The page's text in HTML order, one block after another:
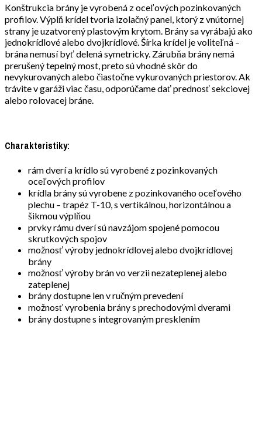
Konštrukcia brány je vyrobená z oceľových pozinkovaných
profilov. Výplň krídel tvoria izolačný panel, ktorý z vnútornej
strany je uzatvorený plastovým krytom. Brány sa vyrábajú ako
jednokrídlové alebo dvojkrídlové. Šírka krídel je voliteľná –
brána nemusí byť delená symetricky. Zárubňa brány nemá
prerušený tepelný most, preto sú vhodné skôr do
nevykurovaných alebo čiastočne vykurovaných priestorov. Ak
trávite v garáži viac času, odporúčame dať prednosť sekciovej
alebo rolovacej bráne.
Charakteristiky:
rám dverí a krídlo sú vyrobené z pozinkovaných
oceľových profilov
krídla brány sú vyrobene z pozinkovaného oceľového
plechu – trapéz T-10, s vertikálnou, horizontálnou a
šikmou výplňou
prvky rámu dverí sú navzájom spojené pomocou
skrutkových spojov
možnosť výroby jednokrídlovej alebo dvojkrídlovej
brány
možnosť výroby brán vo verzii nezateplenej alebo
zateplenej
brány dostupne len v ručným prevedení
možnosť vyrobenia brány s prechodovými dverami
brány dostupne s integrovaným presklením